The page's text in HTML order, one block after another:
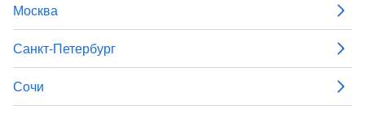
Москва
Санкт-Петербург
Сочи